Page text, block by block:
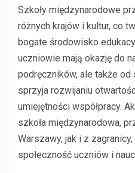
Szkoły międzynarodowe
różnych krajów i kultur, co
bogate środowisko
uczniowie mają okazję do
podręczników, ale także od
sprzyja rozwijaniu
umiejętności współpracy.
szkoła międzynarodowa,
Warszawy, jak i z
społeczność uczniów i